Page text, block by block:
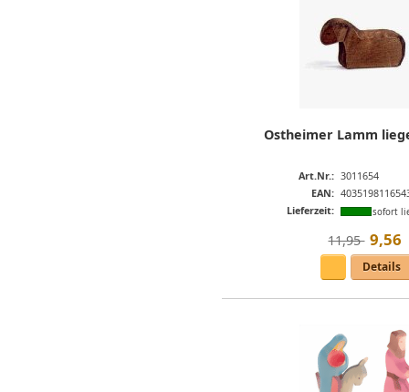
Ostheimer Lamm
Art.Nr.: 3011654
EAN:
Lieferzeit:
sofort
11,95  9,56
Details